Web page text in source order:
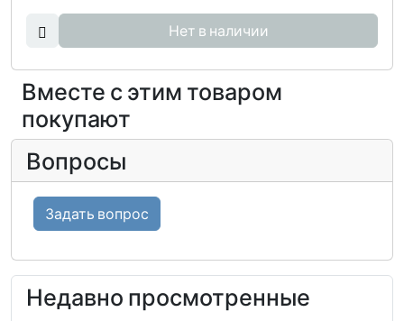
Нет в наличии
Вместе с этим товаром
покупают
Вопросы
Задать вопрос
Недавно просмотренные